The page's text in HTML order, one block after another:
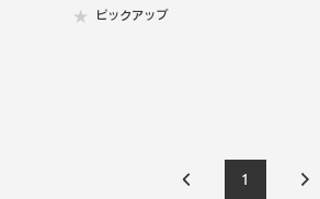
ピックアップ
1